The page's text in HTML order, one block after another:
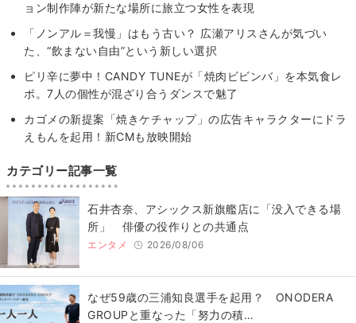
ョン制作陣が新たな場所に旅立つ女性を表現
「ノンアル＝我慢」はもう古い？ 広瀬アリスさんが気づい
た、“飲まない自由”という新しい選択
ピリ辛に夢中！CANDY TUNEが「焼肉ビビンバ」を本気食レ
ポ。7人の個性が混ざり合うダンスで魅了
カゴメの新提案「焼きケチャップ」の広告キャラクターにドラ
えもんを起用！新CMも放映開始
カテゴリー記事一覧
石井杏奈、アシックス新旗艦店に「没入できる場
所」 俳優の役作りとの共通点
エンタメ 2026/08/06
なぜ59歳の三浦知良選手を起用？ ONODERA
GROUPと重なった「努力の積…